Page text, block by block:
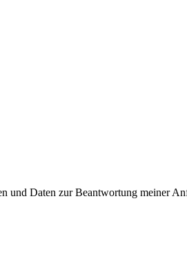
und Daten zur Beantwortung meiner